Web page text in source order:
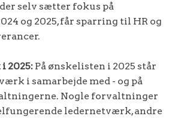
selv sætter fokus på
og 2025, får sparring til HR og
2025: På ønskelisten i 2025 står
i samarbejde med - og på
Nogle forvaltninger
ledernetværk, andre